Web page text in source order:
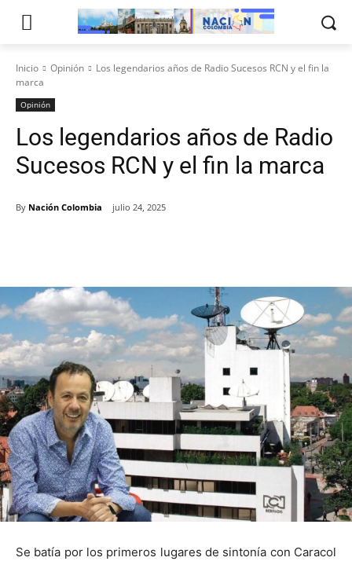
Inicio Opinión
Los legendarios años de Radio Sucesos RCN y el fin la
marca
Opinión
Los legendarios años de Radio
Sucesos RCN y el fin la marca
By Nación Colombia julio 24, 2025
Se batía por los primeros lugares de sintonía con Caracol